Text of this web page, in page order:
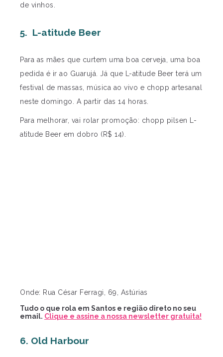
de vinhos.
5. L-atitude Beer
Para as mães que curtem uma boa cerveja, uma boa
pedida é ir ao Guarujá. Já que L-atitude Beer terá um
festival de massas, música ao vivo e chopp artesanal
neste domingo. A partir das 14 horas.
Para melhorar, vai rolar promoção: chopp pilsen L-
atitude Beer em dobro (R$ 14).
Onde: Rua César Ferragi, 69, Astúrias
Tudo o que rola em Santos e região direto no seu
email. Clique e assine a nossa newsletter gratuita!
6. Old Harbour